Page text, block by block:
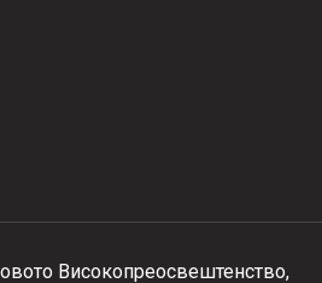
Високопреосвештенство,